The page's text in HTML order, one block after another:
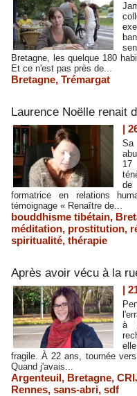
Bretagne, les quelque 180
Et ce n'est pas près de...
Bretagne, Trémargat
Laurence Noëlle renait
|
Sa
17
de
formatrice en relations
témoignage « Renaître de...
bouddhisme tibétain,
méditation, prostitution,
spiritualité, thérapie
Après avoir vécu à la
|
à
fragile. À 22 ans, tournée
Quand j'avais...
Argenteuil, Bretagne,
Rennes, sans-abri, sdf